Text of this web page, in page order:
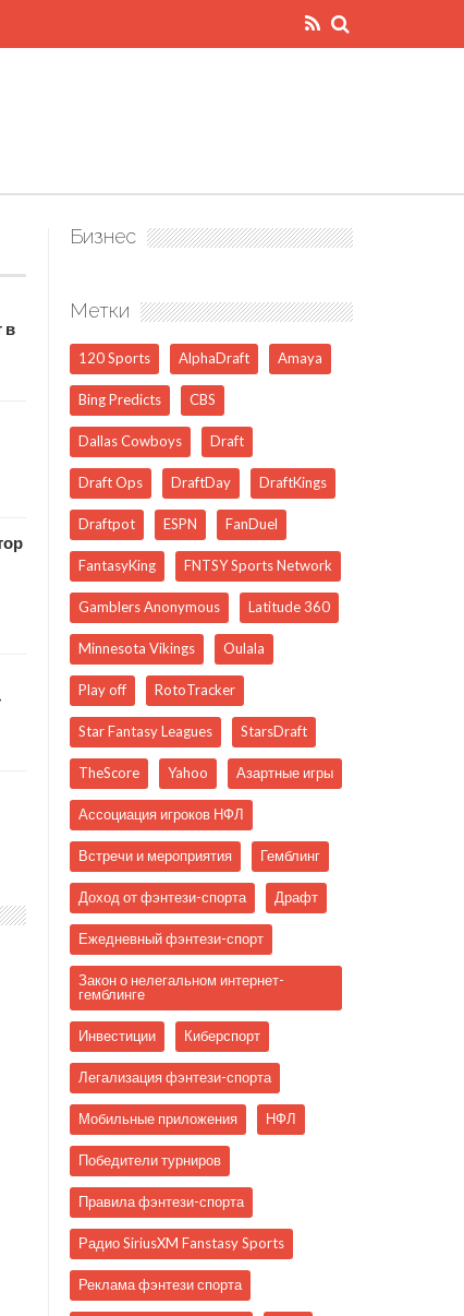
в
Бизнес
Метки
120 Sports AlphaDraft Amaya
Bing Predicts CBS
Dallas Cowboys Draft
Draft Ops DraftDay DraftKings
Draftpot ESPN FanDuel
FantasyKing FNTSY Sports Network
Gamblers Anonymous Latitude 360
Minnesota Vikings Oulala
Play off RotoTracker
Star Fantasy Leagues StarsDraft
TheScore Yahoo Азартные игры
Ассоциация игроков НФЛ
Встречи и мероприятия Гемблинг
Доход от фэнтези-спорта Драфт
Ежедневный фэнтези-спорт
Закон о нелегальном интернет-
гемблинге
Инвестиции Киберспорт
Легализация фэнтези-спорта
Мобильные приложения НФЛ
Победители турниров
Правила фэнтези-спорта
Радио SiriusXM Fanstasy Sports
Реклама фэнтези спорта